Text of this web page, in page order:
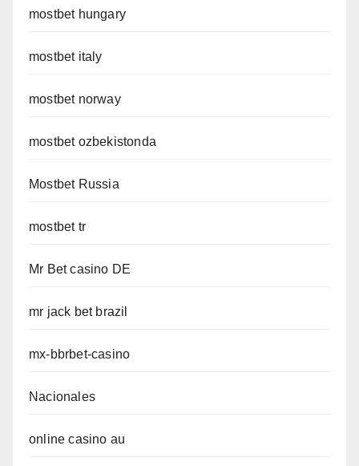
mostbet hungary
mostbet italy
mostbet norway
mostbet ozbekistonda
Mostbet Russia
mostbet tr
Mr Bet casino DE
mr jack bet brazil
mx-bbrbet-casino
Nacionales
online casino au